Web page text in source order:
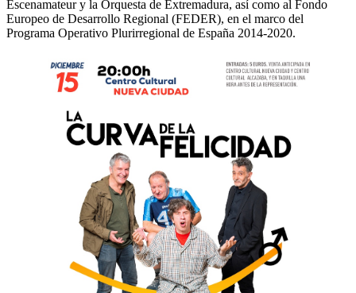
Escenamateur y la Orquesta de Extremadura, así como al Fondo
Europeo de Desarrollo Regional (FEDER), en el marco del
Programa Operativo Plurirregional de España 2014-2020.